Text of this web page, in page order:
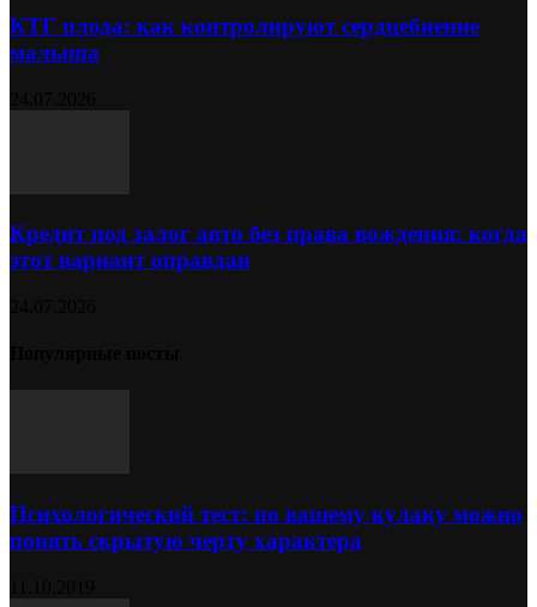
КТГ плода: как контролируют сердцебиение
малыша
Кредит под залог авто без права вождения: когда
этот вариант оправдан
Психологический тест: по вашему кулаку можно
понять скрытую черту характера